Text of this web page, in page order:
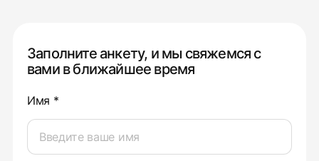
Заполните анкету, и мы свяжемся с
вами в ближайшее время
Имя *